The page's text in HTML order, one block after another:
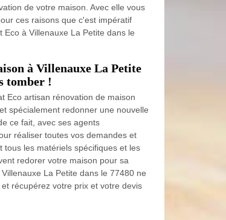
de votre maison. Avec elle vous
ces raisons que c'est impératif
à Villenauxe La Petite dans le
à Villenauxe La Petite
tomber !
Eco artisan rénovation de maison
spécialement redonner une nouvelle
ce fait, avec ses agents
réaliser toutes vos demandes et
tous les matériels spécifiques et les
redorer votre maison pour sa
La Petite dans le 77480 ne
récupérez votre prix et votre devis